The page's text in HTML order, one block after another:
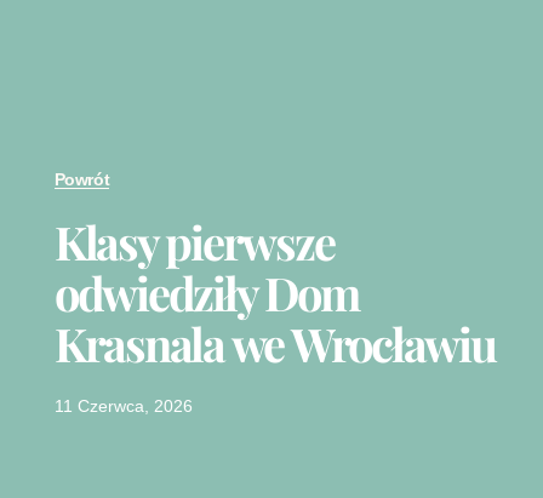
Powrót
Klasy pierwsze
odwiedziły Dom
Krasnala we Wrocławiu
11 Czerwca, 2026